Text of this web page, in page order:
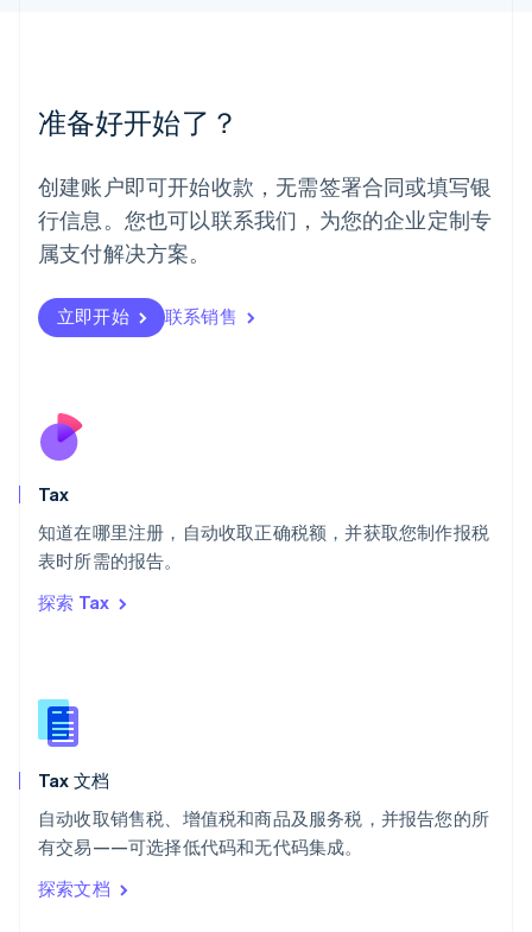
准备好开始了？
创建账户即可开始收款，无需签署合同或填写银
行信息。您也可以联系我们，为您的企业定制专
属支付解决方案。
立即开始 联系销售
Tax
知道在哪里注册，自动收取正确税额，并获取您制作报税
表时所需的报告。
探索 Tax
Tax 文档
自动收取销售税、增值税和商品及服务税，并报告您的所
有交易——可选择低代码和无代码集成。
探索文档
墨西哥
EspañolEnglish
English
葡萄牙
PortuguêsEnglish
日本
瑞典
Svenska English
瑞士
English
斯洛伐克
泰国
ไทยEnglish
English
English
新西兰
匈牙利
意大利
ItalianoEnglish
印度
English